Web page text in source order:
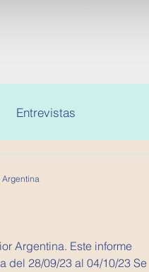
Entrevistas
Argentina. Este informe
del 28/09/23 al 04/10/23 Se
Argentina